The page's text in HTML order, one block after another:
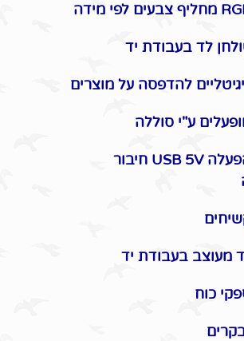
לד בעבודת יד
להדפסה על מוצרים
ע"י סוללה
פסי לד הפעלה USB 5V חיבור
מעוצב בעבודת יד
כוח